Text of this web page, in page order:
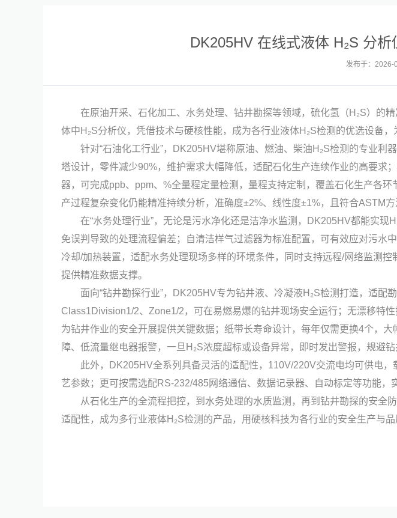
DK205HV 在线式液体 H₂S 分
发布于：2026-
在原油开采、石化加工、水务处理、钻井勘探等领域，硫化氢（H₂S）的
体中H₂S分析仪，凭借技术与硬核性能，成为各行业液体H₂S检测的优选设备
针对“石油化工行业”，DK205HV堪称原油、燃油、柴油H₂S检测的专业利
塔设计，零件减少90%，维护需求大幅降低，适配石化生产连续作业的高要求
器，可完成ppb、ppm、%全量程定量检测，量程支持定制，覆盖石化生产各
产过程复杂变化仍能精准持续分析，准确度±2%、线性度±1%，且符合ASTM
在“水务处理行业”，无论是污水净化还是洁净水监测，DK205HV都能实现
免误判导致的处理流程偏差；自清洁样气过滤器为标准配置，可有效应对污
冷却/加热装置，适配水务处理现场多样的环境条件，同时支持远程/网络监测
提供精准数据支撑。
面向“钻井勘探行业”，DK205HV专为钻井液、冷凝液H₂S检测打造，适配
Class1Division1/2、Zone1/2，可在易燃易爆的钻井现场安全运行；无漂移特
为钻井作业的安全开展提供关键数据；纸带长寿命设计，每年仅需更换4个，
障、低流量继电器报警，一旦H₂S浓度超标或设备异常，即时发出警报，规避钻
此外，DK205HV全系列具备灵活的适配性，110V/220V交流电均可供电
艺参数；更可按需选配RS-232/485网络通信、数据记录器、自动标定等功能
从石化生产的全流程把控，到水务处理的水质监测，再到钻井勘探的安全
适配性，成为多行业液体H₂S检测的产品，用硬核科技为各行业的安全生产与品